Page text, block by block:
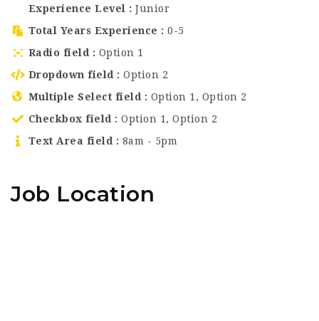
Experience Level
Junior
Total Years Experience
0-5
Radio field
Option 1
Dropdown field
Option 2
Multiple Select field
Option 1, Option 2
Checkbox field
Option 1, Option 2
Text Area field
8am - 5pm
Job Location